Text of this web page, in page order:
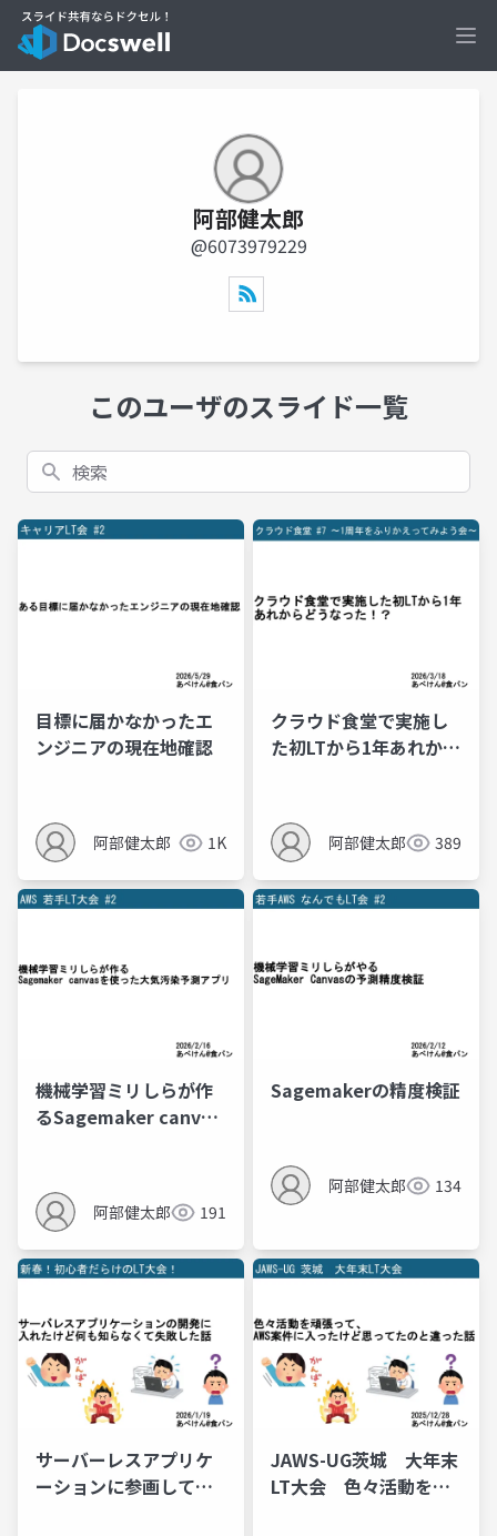
阿部健太郎
@6073979229
このユーザのスライド一覧
検索
目標に届かなかったエ
ンジニアの現在地確認
阿部健太郎 1K
クラウド食堂で実施し
た初LTから1年あれから
阿部健太郎 389
機械学習ミリしらが作
るSagemaker canvas
阿部健太郎 191
Sagemakerの精度検証
阿部健太郎 134
サーバーレスアプリケ
ーションに参画して失
JAWS-UG茨城 大年末
LT大会 色々活動を頑